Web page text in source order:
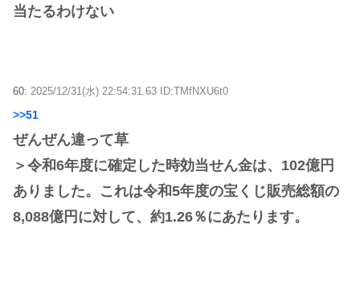
当たるわけない
60: 2025/12/31(水) 22:54:31.63 ID:TMfNXU6t0
>>51
ぜんぜん違って草
＞令和6年度に確定した時効当せん金は、102億円
ありました。これは令和5年度の宝くじ販売総額の
8,088億円に対して、約1.26％にあたります。